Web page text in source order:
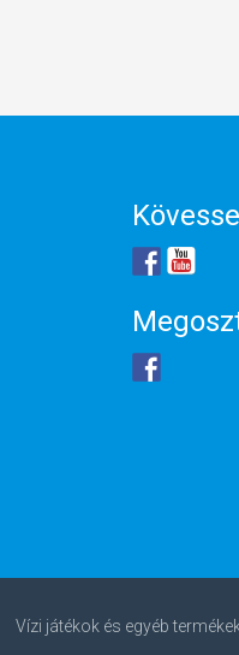
Vízi játékok és egyéb termékek